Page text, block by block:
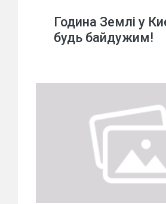
Година Землі у
будь байдужим!